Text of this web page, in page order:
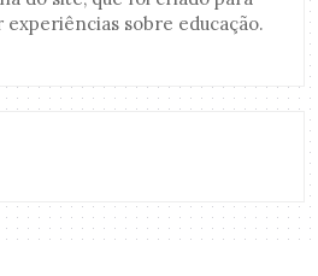
sobre educação.